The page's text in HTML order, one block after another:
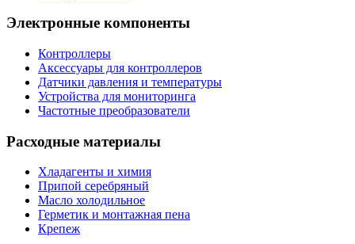
Электронные компоненты
Контроллеры
Аксессуары для контроллеров
Датчики давления и температуры
Устройства для мониторинга
Частотные преобразователи
Расходные материалы
Хладагенты и химия
Припой серебряный
Масло холодильное
Герметик и монтажная пена
Крепеж